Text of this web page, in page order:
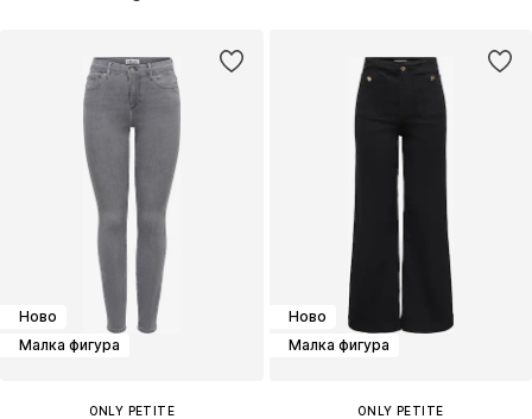
Ново
Малка фигура
ONLY PETITE
Ново
Малка фигура
ONLY PETITE